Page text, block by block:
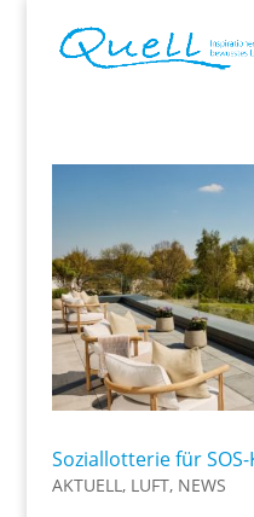
Soziallotterie für
AKTUELL, LUFT, NEWS